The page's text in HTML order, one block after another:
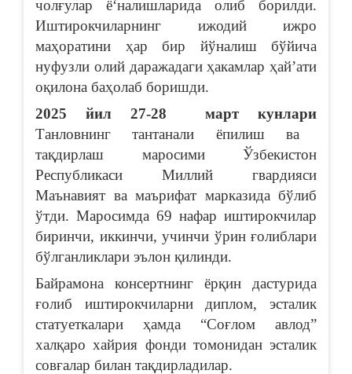
чолғулар ё‘налишларида олиб борилди.
Иштирокчиларнинг ижодий ижро
маҳоратини ҳар бир йўналиш бўйича
нуфузли олий даражадаги ҳакамлар ҳайʼати
оқилона баҳолаб боришди.
2025 йил 27-28 март кунлари
Танловнинг тантанали ёпилиш ва
тақдирлаш маросими Ўзбекистон
Республикаси Миллий гвардияси
Маънавият ва маърифат марказида бўлиб
ўтди. Маросимда 69 нафар иштирокчилар
биринчи, иккинчи, учинчи ўрин ғолиблари
бўлганликлари эълон қилинди.
Байрамона консертнинг ёрқин дастурида
ғолиб иштирокчиларни диплом, эсталик
статуеткалари ҳамда “Соғлом авлод”
халқаро хайрия фонди томонидан эсталик
совғалар билан тақдирладилар.